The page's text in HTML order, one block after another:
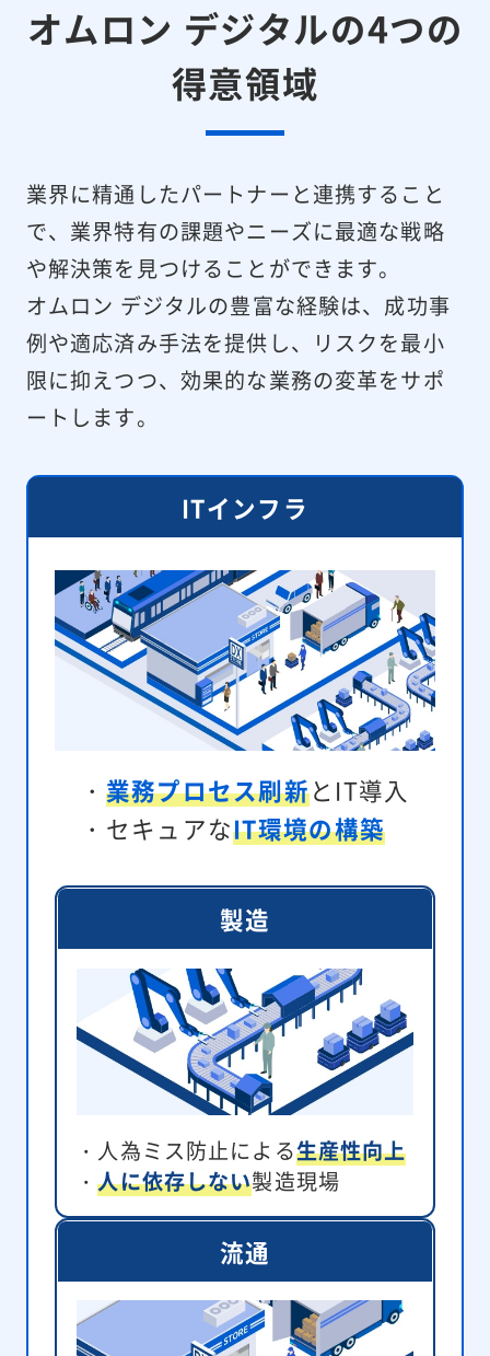
オムロン デジタルの4つの
得意領域
業界に精通したパートナーと連携すること
で、業界特有の課題やニーズに最適な戦略
や解決策を見つけることができます。
オムロン デジタルの豊富な経験は、成功事
例や適応済み手法を提供し、リスクを最小
限に抑えつつ、 効果的な業務の変革をサポ
ートします。
ITインフラ
・ 業務プロセス刷新とIT導入
・セキュアなIT環境の構築
製造
・人為ミス防止による生産性向上
・人に依存しない製造現場
流通